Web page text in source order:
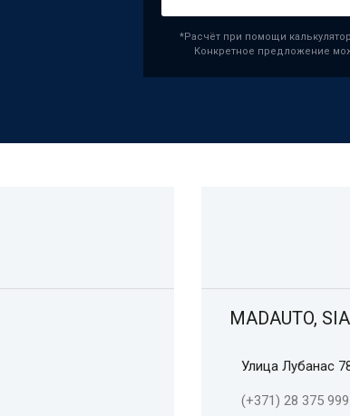
*Расчёт при помощи
Конкретное предложение
MADAUTO, SIA
Улица Лубанас
(+371) 28 375 999